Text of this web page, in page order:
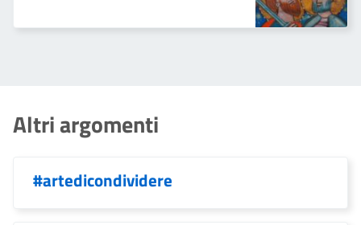
Altri argomenti
#artedicondividere